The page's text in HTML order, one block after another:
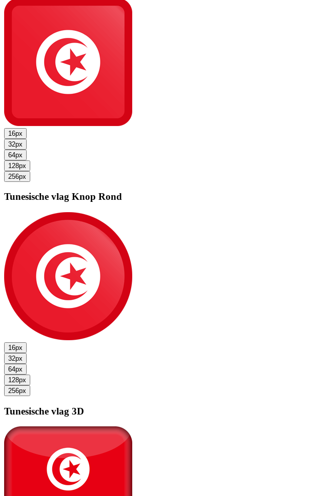
16px
32px
64px
128px
256px
Tunesische vlag Knop Rond
16px
32px
64px
128px
256px
Tunesische vlag 3D